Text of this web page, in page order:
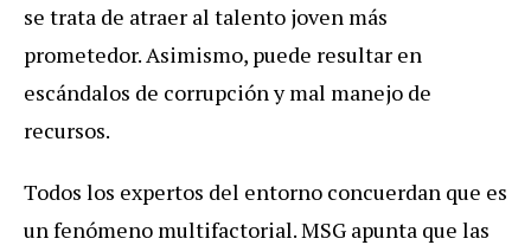
se trata de atraer al talento joven más
prometedor. Asimismo, puede resultar en
escándalos de corrupción y mal manejo de
recursos.
Todos los expertos del entorno concuerdan que es
un fenómeno multifactorial. MSG apunta que las